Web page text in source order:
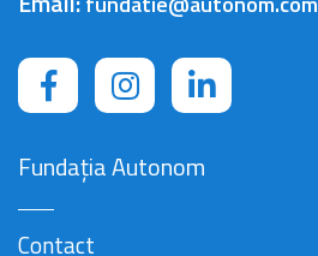
Fundația Autonom
Contact